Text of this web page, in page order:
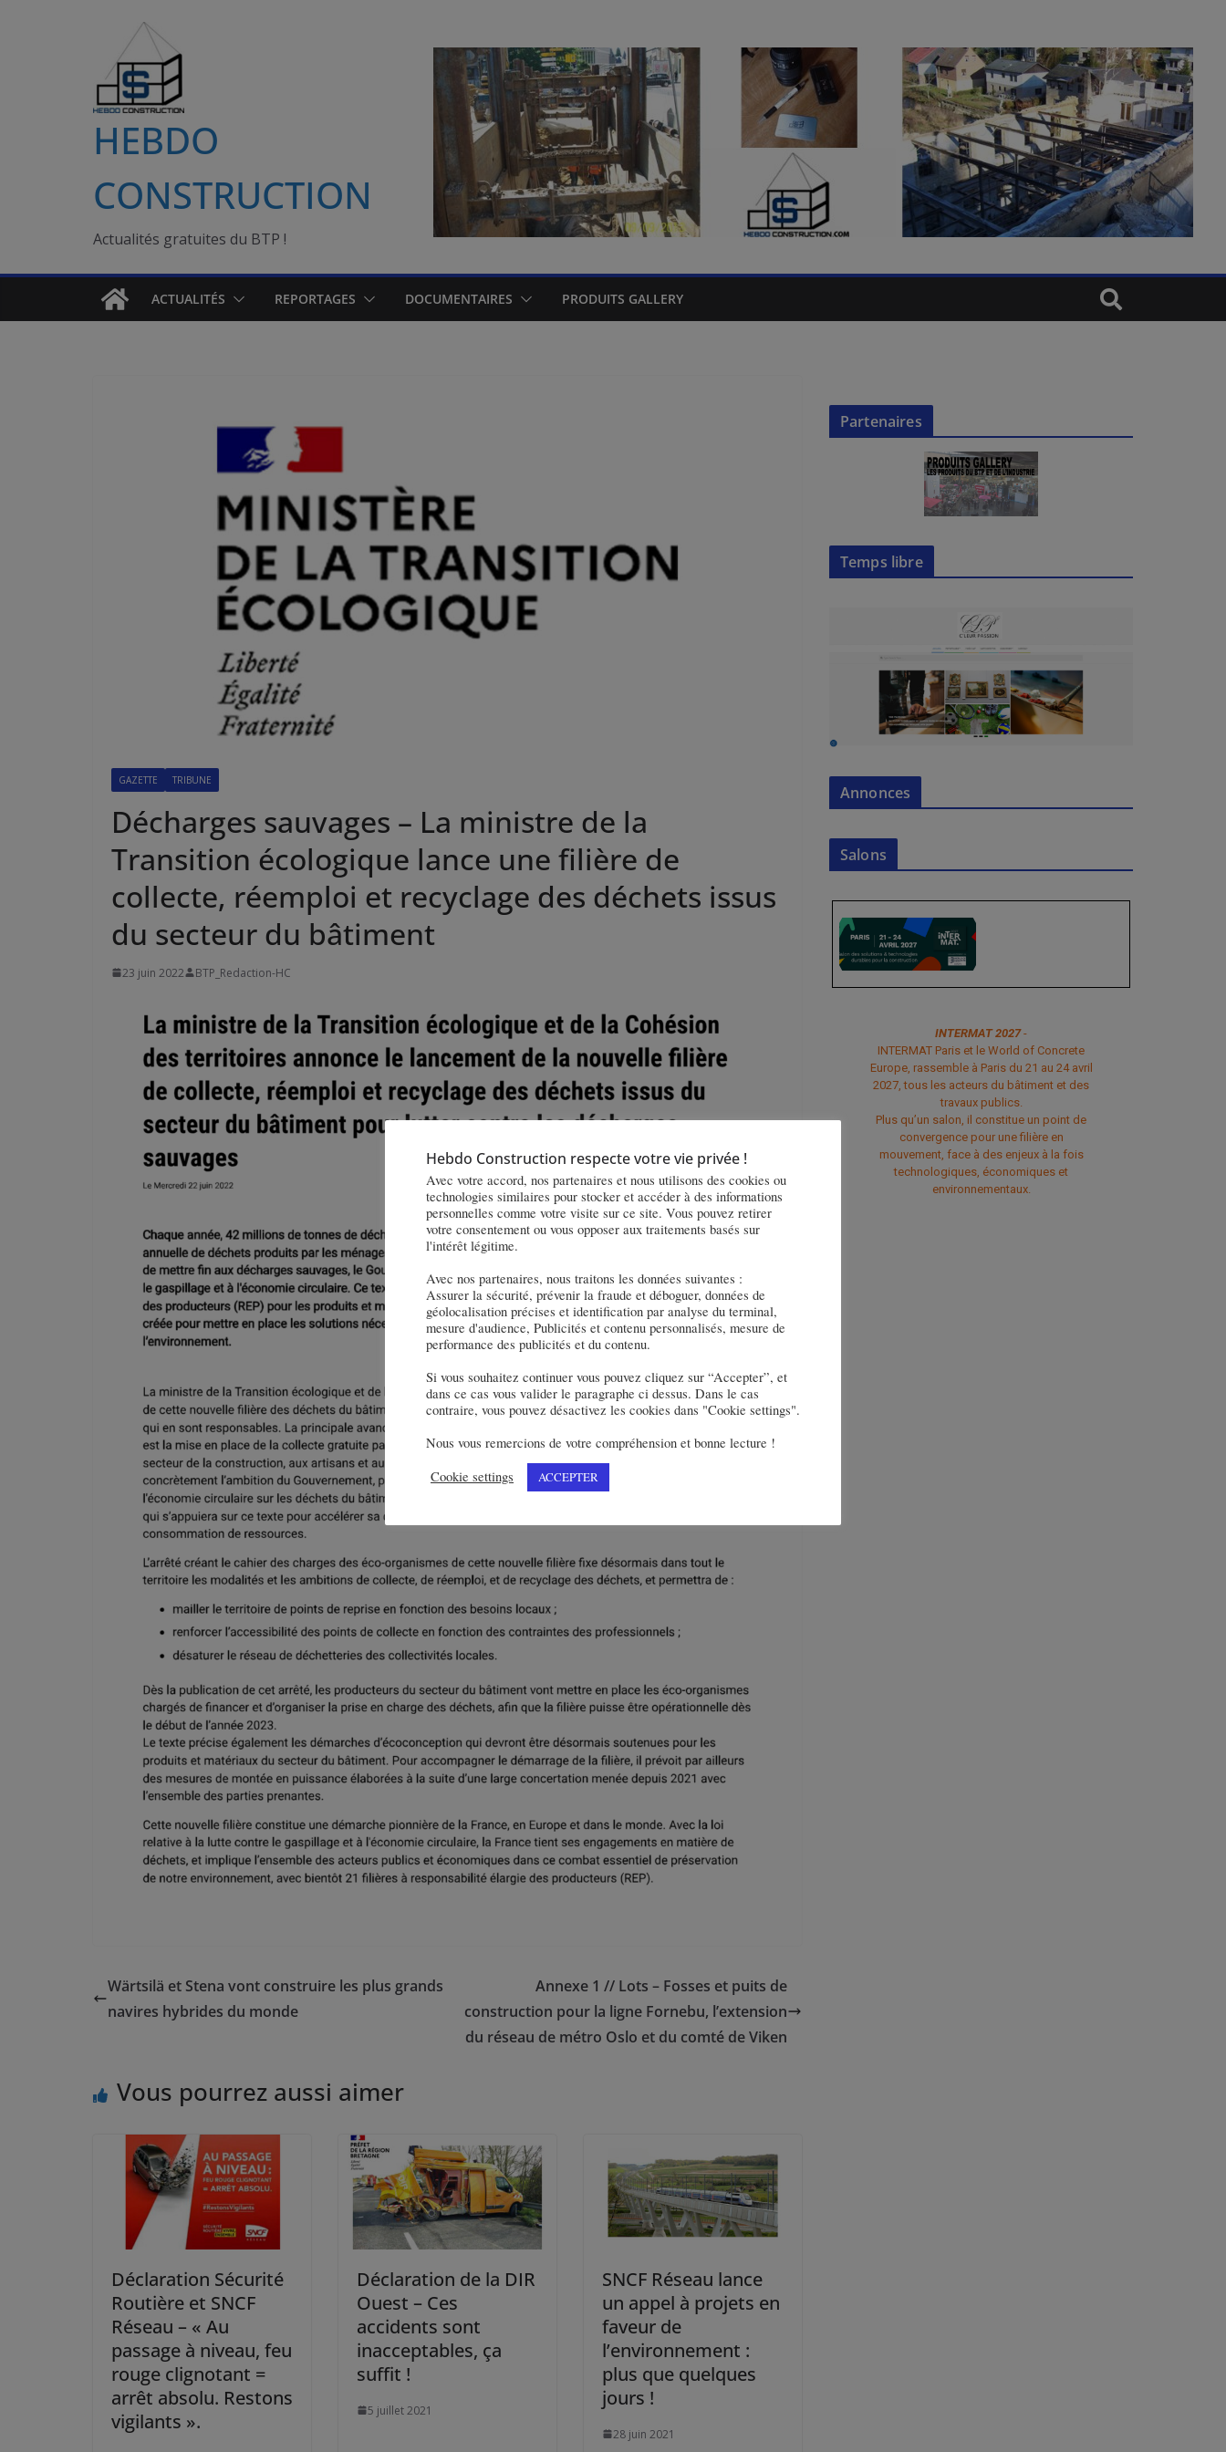
HEBDO
CONSTRUCTION
Actualités gratuites du BTP !
ACTUALITÉS REPORTAGES DOCUMENTAIRES PRODUITS GALLERY
GAZETTE TRIBUNE
Décharges sauvages – La ministre de la
Transition écologique lance une filière de
collecte, réemploi et recyclage des déchets issus
du secteur du bâtiment
23 juin 2022 BTP_Redaction-HC
Wärtsilä et Stena vont construire les plus grands
navires hybrides du monde
Annexe 1 // Lots – Fosses et puits de
construction pour la ligne Fornebu, l’extension
du réseau de métro Oslo et du comté de Viken
Vous pourrez aussi aimer
Déclaration Sécurité
Routière et SNCF
Réseau – « Au
passage à niveau, feu
rouge clignotant =
arrêt absolu. Restons
vigilants ».
Déclaration de la DIR
Ouest – Ces
accidents sont
inacceptables, ça
suffit !
5 juillet 2021
SNCF Réseau lance
un appel à projets en
faveur de
l’environnement :
plus que quelques
jours !
28 juin 2021
Partenaires
Temps libre
Annonces
Salons
INTERMAT 2027-
INTERMAT Paris et le World of Concrete
Europe, rassemble à Paris du 21 au 24 avril
2027, tous les acteurs du bâtiment et des
travaux publics.
Plus qu’un salon, il constitue un point de
convergence pour une filière en
mouvement, face à des enjeux à la fois
technologiques, économiques et
environnementaux.
Hebdo Construction respecte votre vie privée !
Avec votre accord, nos partenaires et nous utilisons des cookies ou
technologies similaires pour stocker et accéder à des informations
personnelles comme votre visite sur ce site. Vous pouvez retirer
votre consentement ou vous opposer aux traitements basés sur
l'intérêt légitime.
Avec nos partenaires, nous traitons les données suivantes :
Assurer la sécurité, prévenir la fraude et déboguer, données de
géolocalisation précises et identification par analyse du terminal,
mesure d'audience, Publicités et contenu personnalisés, mesure de
performance des publicités et du contenu.
Si vous souhaitez continuer vous pouvez cliquez sur “Accepter”, et
dans ce cas vous valider le paragraphe ci dessus. Dans le cas
contraire, vous pouvez désactivez les cookies dans "Cookie settings".
Nous vous remercions de votre compréhension et bonne lecture !
Cookie settings
ACCEPTER